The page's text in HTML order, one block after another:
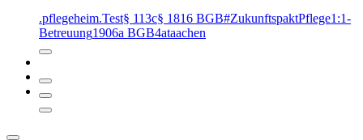
.pflegeheim.Test§ 113c§ 1816 BGB#ZukunftspaktPflege1:1-
Betreuung1906a BGB4ataachen